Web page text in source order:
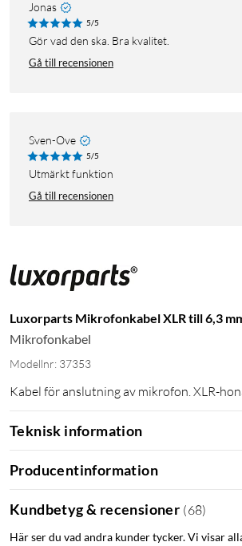
Jonas
5/5
Gör vad den ska. Bra kvalitet.
Gå till recensionen
Sven-Ove
5/5
Utmärkt funktion
Gå till recensionen
Luxorparts Mikrofonkabel XLR till 6,3
Mikrofonkabel
Modellnr: 37353
Kabel för anslutning av mikrofon. XLR-
Teknisk information
Producentinformation
Kundbetyg & recensioner (68)
Här ser du vad andra kunder tycker. Vi visar